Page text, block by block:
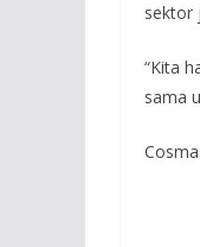
sektor
“Kita
sama